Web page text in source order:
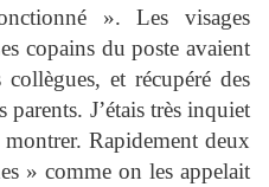
». Les visages
copains du poste avaient
et récupéré des
parents. J’étais très inquiet
Rapidement deux
» comme on les appelait